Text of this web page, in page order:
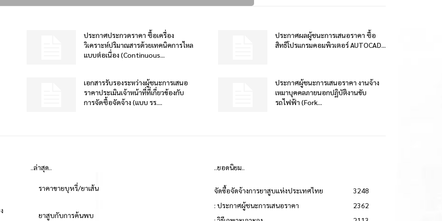
ประกาศประกวดราคา ซื้อเครื่อง
วิเคราะห์ปริมาณสารด้วยเทคนิคการไหล
แบบต่อเนื่อง (Continuous...
ประกาศผลผู้ชนะการเสนอราคา ซื้อ
สิทธิโปรแกรมคอมพิวเตอร์ AUTOCAD...
เอกสารรับรองระหว่างผู้ชนะการเสนอ
ราคาประเมินเจ้าหน้าที่ที่เกี่ยวข้องกับ
การจัดซื้อจัดจ้าง (แบบ รร....
ประกาศผู้ชนะการเสนอราคา งานจ้าง
เหมาบุคคลภายนอกปฏิบัติงานขับ
รถไฟฟ้า (Fork...
..ล่าสุด..
ราคาขายบุหรี่/ยาเส้น
ยาสูบกับการค้นพบ
..ยอดนิยม..
จัดซื้อจัดจ้างการยาสูบแห่งประเทศไทย
3248
: ประกาศผู้ชนะการเสนอราคา
2362